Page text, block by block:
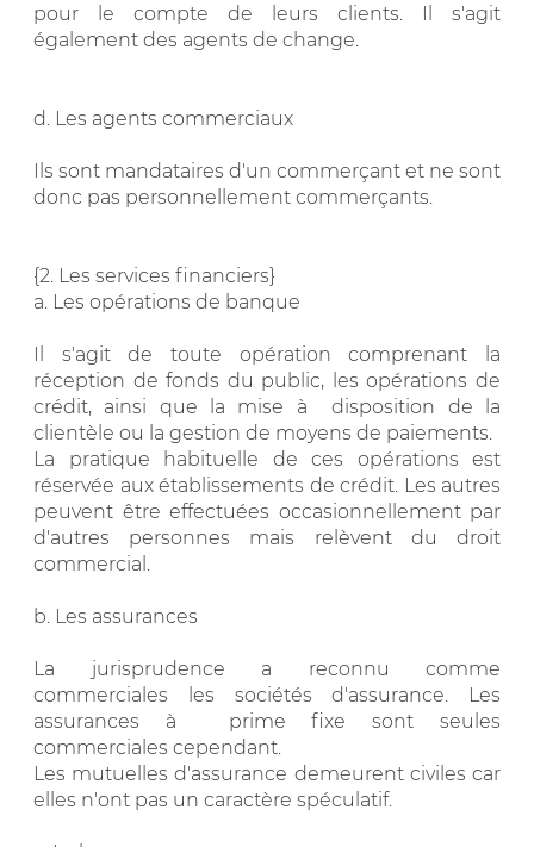
pour le compte de leurs clients. Il s'agit
également des agents de change.
d. Les agents commerciaux
Ils sont mandataires d'un commerçant et ne sont
donc pas personnellement commerçants.
{2. Les services financiers}
a. Les opérations de banque
Il s'agit de toute opération comprenant la
réception de fonds du public, les opérations de
crédit, ainsi que la mise à disposition de la
clientèle ou la gestion de moyens de paiements.
La pratique habituelle de ces opérations est
réservée aux établissements de crédit. Les autres
peuvent être effectuées occasionnellement par
d'autres personnes mais relèvent du droit
commercial.
b. Les assurances
La jurisprudence a reconnu comme
commerciales les sociétés d'assurance. Les
assurances à prime fixe sont seules
commerciales cependant.
Les mutuelles d'assurance demeurent civiles car
elles n'ont pas un caractère spéculatif.